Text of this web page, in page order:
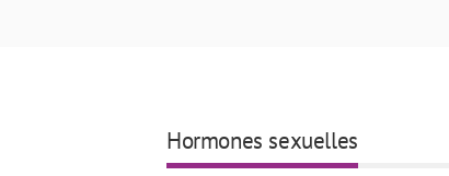
Hormones sexuelles